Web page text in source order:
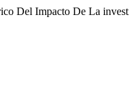
Del Impacto De La